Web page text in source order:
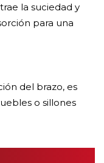
la suciedad y
para una
del brazo, es
o sillones